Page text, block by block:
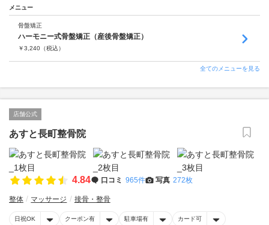
メニュー
骨盤矯正
ハーモニー式骨盤矯正（産後骨盤矯正）
￥3,240 （税込）
全てのメニューを見る
店舗公式
あすと長町整骨院
4.84 口コミ 965件 写真 272枚
整体 マッサージ 接骨・整骨
日祝OK クーポン有 駐車場有 カード可